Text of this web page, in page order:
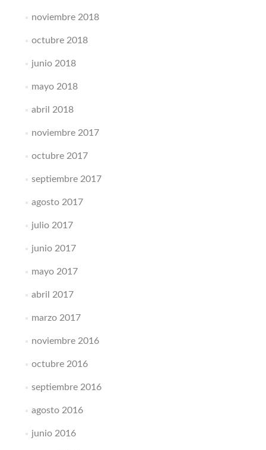
noviembre 2018
octubre 2018
junio 2018
mayo 2018
abril 2018
noviembre 2017
octubre 2017
septiembre 2017
agosto 2017
julio 2017
junio 2017
mayo 2017
abril 2017
marzo 2017
noviembre 2016
octubre 2016
septiembre 2016
agosto 2016
junio 2016